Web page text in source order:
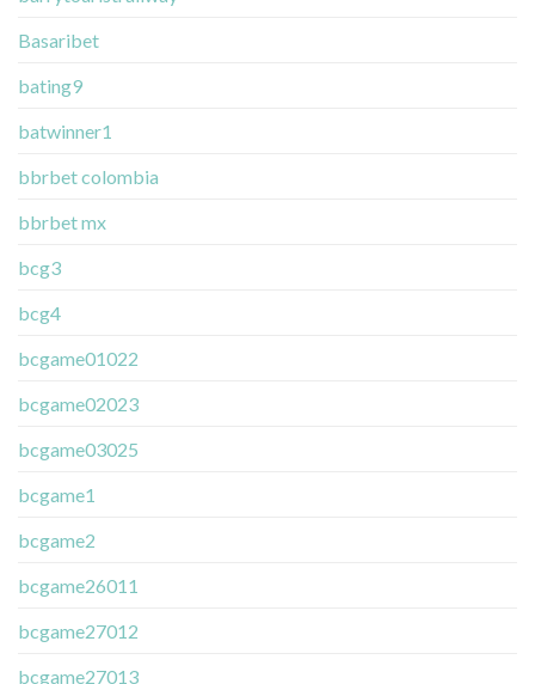
Basaribet
bating9
batwinner1
bbrbet colombia
bbrbet mx
bcg3
bcg4
bcgame01022
bcgame02023
bcgame03025
bcgame1
bcgame2
bcgame26011
bcgame27012
bcgame27013